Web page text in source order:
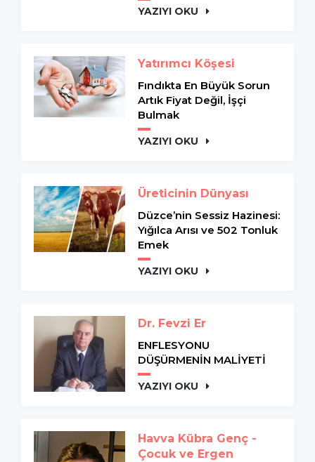
YAZIYI OKU
Yatırımcı Köşesi
Fındıkta En Büyük Sorun
Artık Fiyat Değil, İşçi
Bulmak
YAZIYI OKU
Üreticinin Dünyası
Düzce’nin Sessiz Hazinesi:
Yığılca Arısı ve 502 Tonluk
Emek
YAZIYI OKU
Dr. Fevzi Er
ENFLESYONU
DÜŞÜRMENİN MALİYETİ
YAZIYI OKU
Havva Kübra Genç -
Çocuk ve Ergen